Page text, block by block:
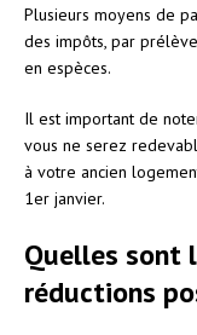
Plusieurs moyens de
des impôts, par
en espèces.
Il est important de
vous ne serez
à votre ancien
1er janvier.
Quelles sont
réductions